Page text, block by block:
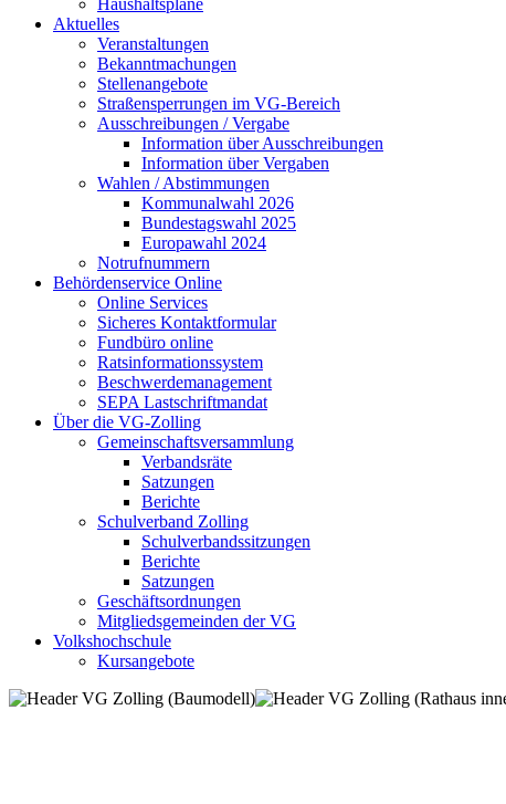
Haushaltspläne
Aktuelles
Veranstaltungen
Bekanntmachungen
Stellenangebote
Straßensperrungen im VG-Bereich
Ausschreibungen / Vergabe
Information über Ausschreibungen
Information über Vergaben
Wahlen / Abstimmungen
Kommunalwahl 2026
Bundestagswahl 2025
Europawahl 2024
Notrufnummern
Behördenservice Online
Online Services
Sicheres Kontaktformular
Fundbüro online
Ratsinformationssystem
Beschwerdemanagement
SEPA Lastschriftmandat
Über die VG-Zolling
Gemeinschaftsversammlung
Verbandsräte
Satzungen
Berichte
Schulverband Zolling
Schulverbandssitzungen
Berichte
Satzungen
Geschäftsordnungen
Mitgliedsgemeinden der VG
Volkshochschule
Kursangebote